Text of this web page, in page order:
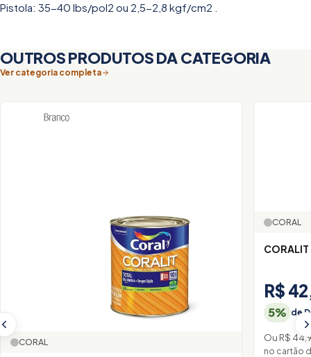
Pistola: 35-40 lbs/pol2 ou 2,5-2,8 kgf/cm2 .
OUTROS PRODUTOS DA CATEGORIA
Ver categoria completa
CORAL
CORAL
CORALIT
R$
5% de
Ou R$
no cartão